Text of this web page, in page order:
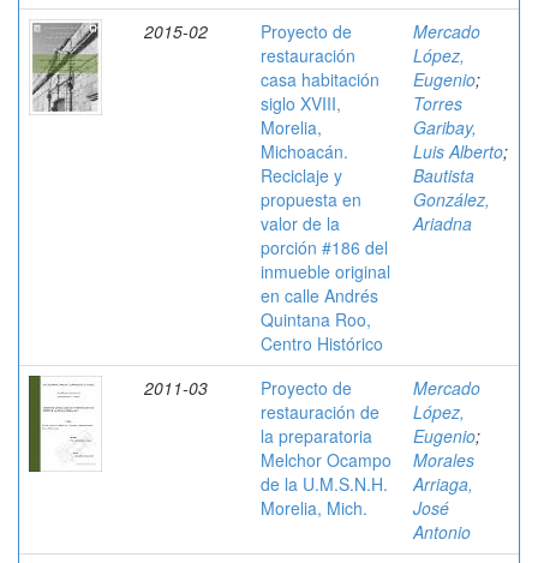
2015-02
Proyecto de
restauración
casa habitación
siglo XVIII,
Morelia,
Michoacán.
Reciclaje y
propuesta en
valor de la
porción #186 del
inmueble original
en calle Andrés
Quintana Roo,
Centro Histórico
Mercado
López,
Eugenio;
Torres
Garibay,
Luis Alberto;
Bautista
González,
Ariadna
2011-03
Proyecto de
restauración de
la preparatoria
Melchor Ocampo
de la U.M.S.N.H.
Morelia, Mich.
Mercado
López,
Eugenio;
Morales
Arriaga,
José
Antonio